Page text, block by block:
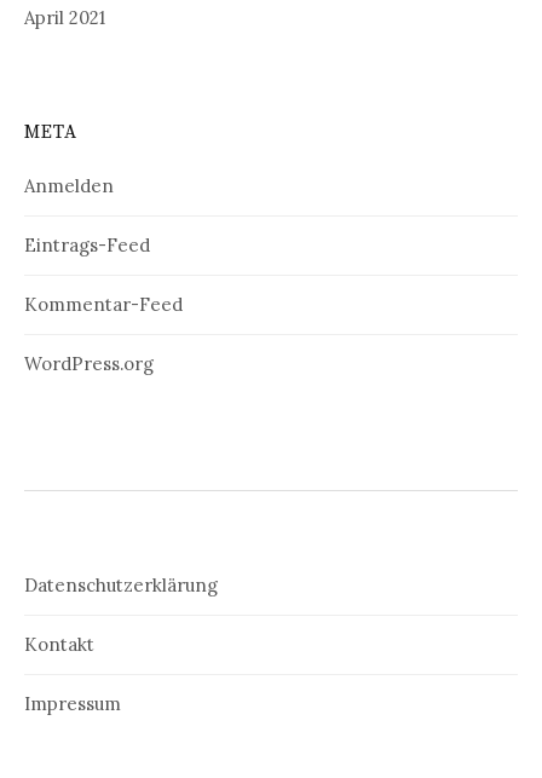
April 2021
META
Anmelden
Eintrags-Feed
Kommentar-Feed
WordPress.org
Datenschutzerklärung
Kontakt
Impressum